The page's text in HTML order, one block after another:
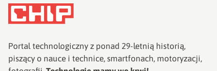
Portal technologiczny z ponad 29-letnią historią,
piszący o nauce i technice, smartfonach, motoryzacji,